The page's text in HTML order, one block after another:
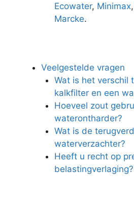
Ecowater, Minimax,
Marcke.
Veelgestelde vragen
Wat is het verschil
kalkfilter en een
Hoeveel zout
waterontharder?
Wat is de
waterverzachter?
Heeft u recht op
belastingverlaging?